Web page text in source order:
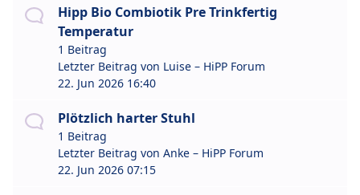
Hipp Bio Combiotik Pre Trinkfertig
Temperatur
1 Beitrag
Letzter Beitrag von Luise – HiPP Forum
22. Jun 2026 16:40
Plötzlich harter Stuhl
1 Beitrag
Letzter Beitrag von Anke – HiPP Forum
22. Jun 2026 07:15